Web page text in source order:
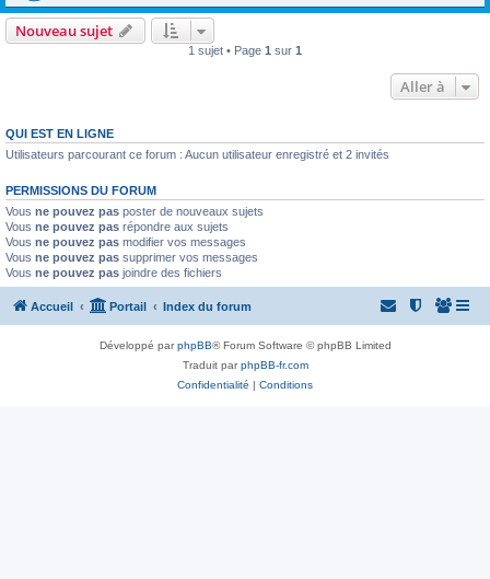
Nouveau sujet
1 sujet • Page 1 sur 1
Aller à
QUI EST EN LIGNE
Utilisateurs parcourant ce forum : Aucun utilisateur enregistré et 2 invités
PERMISSIONS DU FORUM
Vous ne pouvez pas poster de nouveaux sujets
Vous ne pouvez pas répondre aux sujets
Vous ne pouvez pas modifier vos messages
Vous ne pouvez pas supprimer vos messages
Vous ne pouvez pas joindre des fichiers
Accueil Portail Index du forum
Développé parphpBB® Forum Software © phpBB Limited
Traduit parphpBB-fr.com
Confidentialité | Conditions